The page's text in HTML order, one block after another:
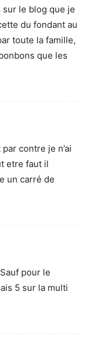
sur le blog que je
du fondant au
toute la famille,
que les
contre je n’ai
etre faut il
un carré de
pour le
5 sur la multi